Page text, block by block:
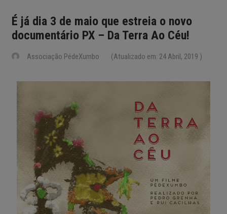
É já dia 3 de maio que estreia o novo
documentário PX – Da Terra Ao Céu!
Associação PédeXumbo (Atualizado em: 24 Abril, 2019 )